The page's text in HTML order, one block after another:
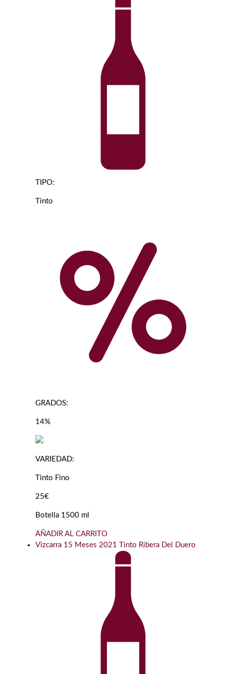
TIPO:
Tinto
GRADOS:
14%
VARIEDAD:
Tinto Fino
25€
Botella 1500 ml
AÑADIR AL CARRITO
Vizcarra 15 Meses 2021 Tinto Ribera Del Duero